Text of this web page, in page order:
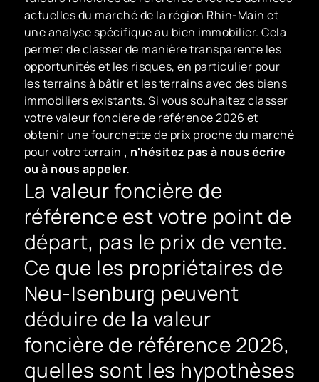
actuelles du marché de la région Rhin-Main et
une analyse spécifique au bien immobilier. Cela
permet de classer de manière transparente les
opportunités et les risques, en particulier pour
les terrains à bâtir et les terrains avec des biens
immobiliers existants. Si vous souhaitez classer
votre valeur foncière de référence 2026 et
obtenir une fourchette de prix proche du marché
pour votre terrain , n'hésitez pas à nous écrire
ou à nous appeler.
La valeur foncière de
référence est votre point de
départ, pas le prix de vente.
Ce que les propriétaires de
Neu-Isenburg peuvent
déduire de la valeur
foncière de référence 2026,
quelles sont les hypothèses